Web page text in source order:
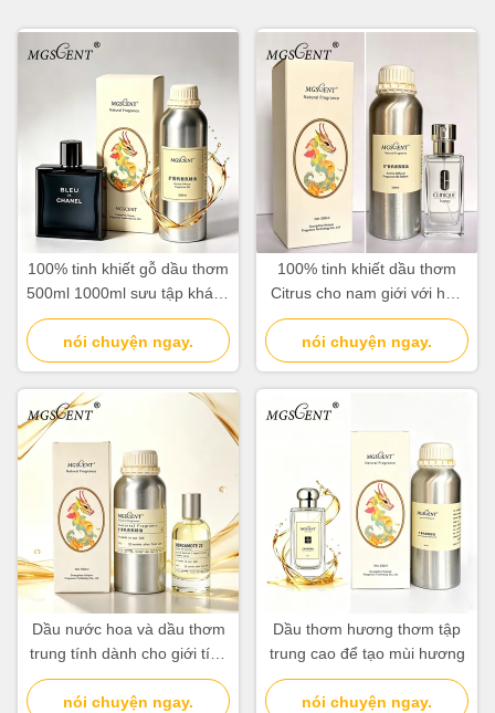
100% tinh khiết gỗ dầu thơm
500ml 1000ml sưu tập khách
sạn bán buôn
nói chuyện ngay.
100% tinh khiết dầu thơm
Citrus cho nam giới với hoa
cam Mandarin và Cedar
Notes
nói chuyện ngay.
Dầu nước hoa và dầu thơm
trung tính dành cho giới tính
có hương thơm Woody để
sử dụng hàng ngày
nói chuyện ngay.
Dầu thơm hương thơm tập
trung cao để tạo mùi hương
nói chuyện ngay.